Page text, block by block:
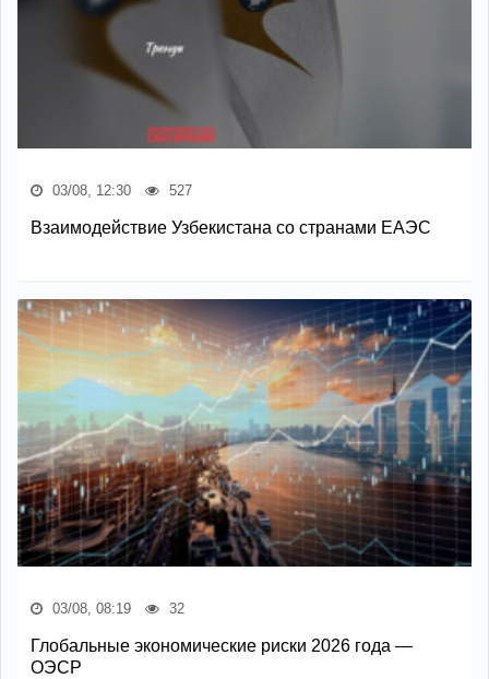
03/08, 12:30 527
Взаимодействие Узбекистана со странами ЕАЭС
03/08, 08:19 32
Глобальные экономические риски 2026 года —
ОЭСР